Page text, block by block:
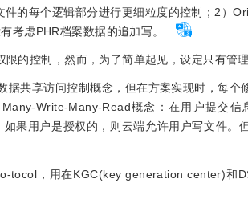
的每个逻辑部分进行更细粒度的控制；2）
考虑PHR档案数据的追加写。
的控制，然而，为了简单起见，设定只有管
共享访问控制概念，但在方案实现时，每个
Write-Many-Read概念：在用户提交
果用户是授权的，则云端允许用户写文件。
tocol，用在KGC(key generation center)和